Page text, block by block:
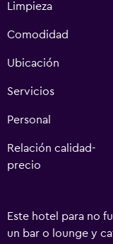
Limpieza
Comodidad
Ubicación
Servicios
Personal
Relación calidad-
precio
Este hotel para no
un bar o lounge y